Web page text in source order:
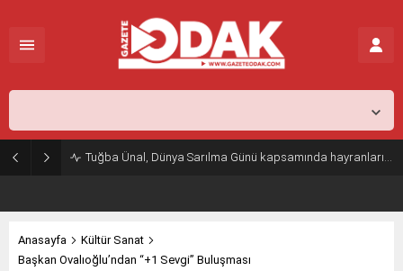
Tuğba Ünal, Dünya Sarılma Günü kapsamında hayranlarıyla buluştu
Anasayfa
Kültür Sanat
Başkan Ovalıoğlu’ndan “+1 Sevgi” Buluşması